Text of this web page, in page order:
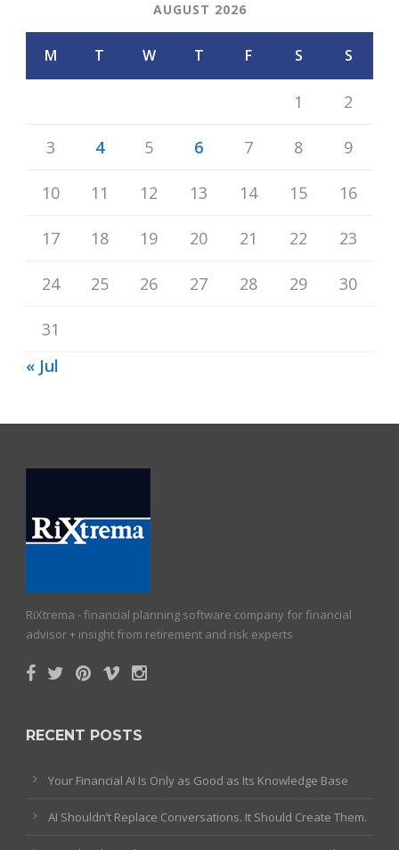
AUGUST 2026
M T W T F S S
1 2
3 4 5 6 7 8 9
10 11 12 13 14 15 16
17 18 19 20 21 22 23
24 25 26 27 28 29 30
31
« Jul
RiXtrema - financial planning software company for financial
advisor + insight from retirement and risk experts
RECENT POSTS
Your Financial AI Is Only as Good as Its Knowledge Base
AI Shouldn’t Replace Conversations. It Should Create Them.